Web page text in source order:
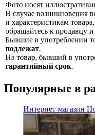
Фото носят
В случае возникновения
и характеристикам
обращайтесь к продавцу
Бывшие в употреблении
подлежат.
На товар, бывший в
гарантийный срок.
Популярные в
Интернет-магазин